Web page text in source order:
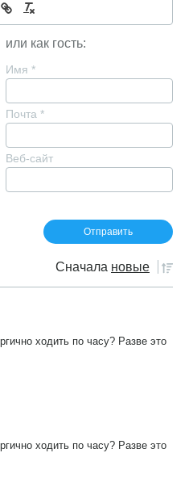
или как гость:
Имя *
Почта *
Веб-сайт
Сначала новые
ходить по часу? Разве это
ходить по часу? Разве это